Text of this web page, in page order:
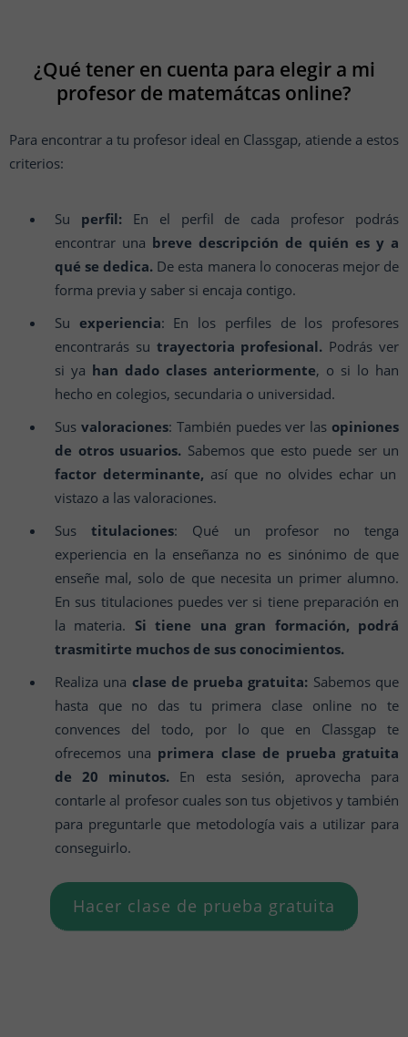
¿Qué tener en cuenta para elegir a mi
profesor de matemátcas online?
Para encontrar a tu profesor ideal en Classgap, atiende a estos
criterios:
Su perfil:En el perfil de cada profesor podrás
encontrar una breve descripción de quién es y a
qué se dedica. De esta manera lo conoceras mejor de
forma previa y saber si encaja contigo.
Su experiencia: En los perfiles de los profesores
encontrarás su trayectoria profesional. Podrás ver
si ya han dado clases anteriormente, o si lo han
hecho en colegios, secundaria o universidad.
Sus valoraciones: También puedes ver las opiniones
de otros usuarios. Sabemos que esto puede ser un
factor determinante, así que no olvides echar un
vistazo a las valoraciones.
Sustitulaciones: Qué un profesor no tenga
experiencia en la enseñanza no es sinónimo de que
enseñe mal, solo de que necesita un primer alumno.
En sus titulaciones puedes ver si tiene preparación en
la materia. Si tiene una gran formación, podrá
trasmitirte muchos de sus conocimientos.
Realiza una clase de prueba gratuita: Sabemos que
hasta que no das tu primera clase online no te
convences del todo, por lo que en Classgap te
ofrecemos una primera clase de prueba gratuita
de 20 minutos. En esta sesión, aprovecha para
contarle al profesor cuales son tus objetivos y también
para preguntarle que metodología vais a utilizar para
conseguirlo.
Hacer clase de prueba gratuita